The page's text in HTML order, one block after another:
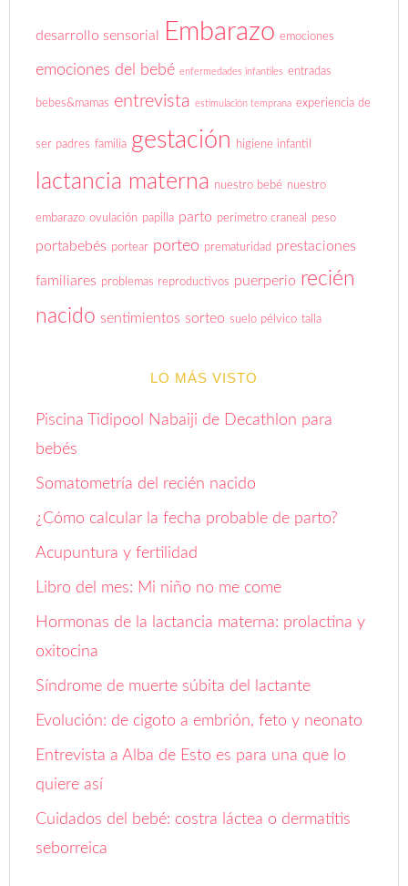
desarrollo sensorial Embarazo emociones
emociones del bebé enfermedades infantiles entradas
bebes&mamas entrevista estimulación temprana experiencia de
ser padres familia gestación higiene infantil
lactancia materna nuestro bebé nuestro
embarazo ovulación papilla parto perímetro craneal peso
portabebés portear porteo prematuridad prestaciones
familiares problemas reproductivos puerperio recién
nacido sentimientos sorteo suelo pélvico talla
LO MÁS VISTO
Piscina Tidipool Nabaiji de Decathlon para
bebés
Somatometría del recién nacido
¿Cómo calcular la fecha probable de parto?
Acupuntura y fertilidad
Libro del mes: Mi niño no me come
Hormonas de la lactancia materna: prolactina y
oxitocina
Síndrome de muerte súbita del lactante
Evolución: de cigoto a embrión, feto y neonato
Entrevista a Alba de Esto es para una que lo
quiere así
Cuidados del bebé: costra láctea o dermatitis
seborreica